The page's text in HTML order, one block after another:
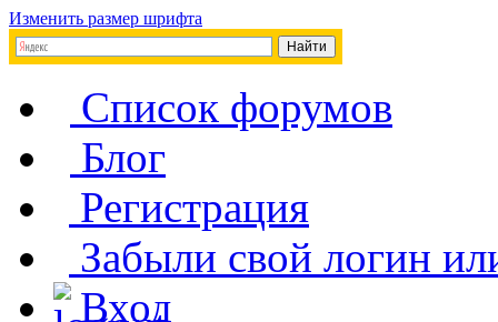
Изменить размер шрифта
Список форумов
Блог
Регистрация
Забыли свой логин
Вход